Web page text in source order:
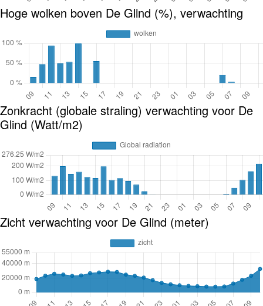
Hoge wolken boven De Glind (%), verwachting
Zonkracht (globale straling) verwachting voor De
Glind (Watt/m2)
Zicht verwachting voor De Glind (meter)